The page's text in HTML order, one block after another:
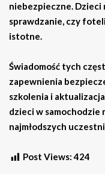
niebezpieczne. Dzieci
sprawdzanie, czy
istotne.
Świadomość tych
zapewnienia
szkolenia i
dzieci w samochodzie
najmłodszych
Post Views: 424